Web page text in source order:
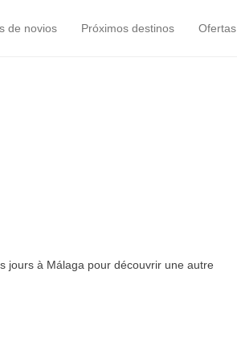
de novios Próximos destinos Ofertas
jours à Málaga pour découvrir une autre